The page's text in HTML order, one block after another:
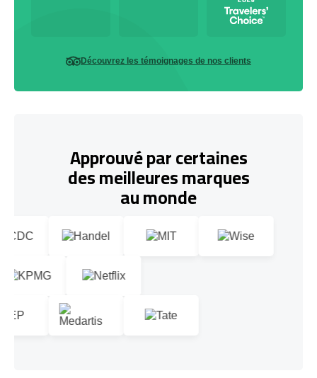
Découvrez les témoignages de nos clients
Approuvé par certaines
des meilleures marques
au monde